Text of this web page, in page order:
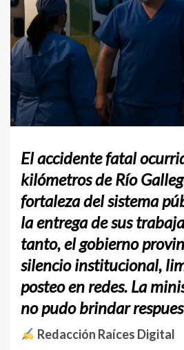
El accidente fatal
kilómetros de Río
fortaleza del sistema
la entrega de sus
tanto, el gobierno
silencio institucional,
posteo en redes. La
no pudo brindar
Redacción Raíces Digital